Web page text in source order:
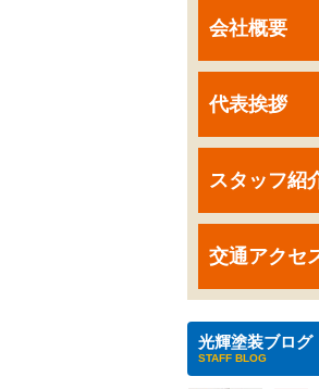
会社概要
代表挨拶
スタッフ紹
交通アクセ
光輝塗装ブログ
STAFF BLOG